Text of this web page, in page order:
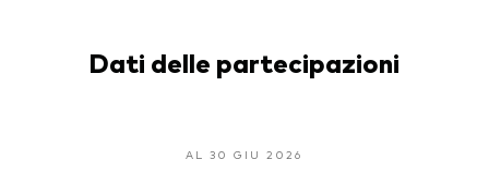
Dati delle partecipazioni
AL 30 GIU 2026